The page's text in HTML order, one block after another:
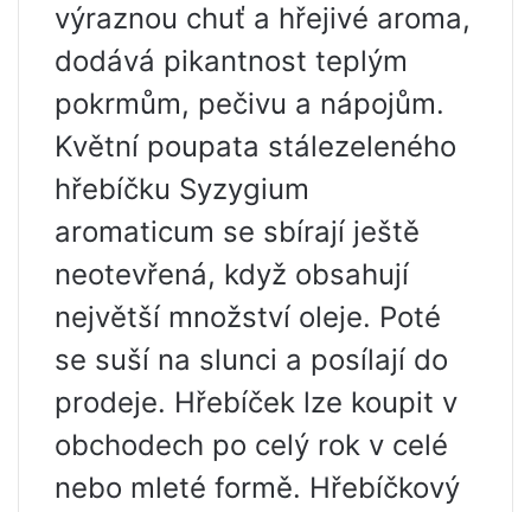
výraznou chuť a hřejivé aroma,
dodává pikantnost teplým
pokrmům, pečivu a nápojům.
Květní poupata stálezeleného
hřebíčku Syzygium
aromaticum se sbírají ještě
neotevřená, když obsahují
největší množství oleje. Poté
se suší na slunci a posílají do
prodeje. Hřebíček lze koupit v
obchodech po celý rok v celé
nebo mleté ​​formě. Hřebíčkový